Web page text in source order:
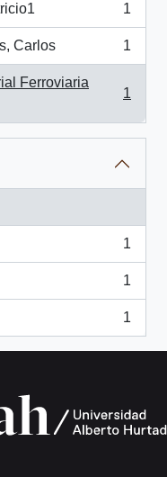
1
Carlos 1
Ferroviaria
1
1
1
1